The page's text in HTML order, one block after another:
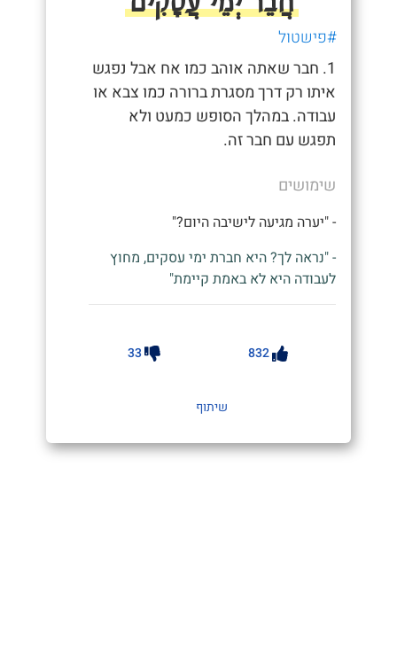
#פישטול
1. חבר שאתה אוהב כמו אח אבל נפגש
איתו רק דרך מסגרת ברורה כמו צבא או
עבודה. במהלך הסופש כמעט ולא
תפגש עם חבר זה.
שימושים
- "יערה מגיעה לישיבה היום?"
- "נראה לך? היא חברת ימי עסקים, מחוץ
לעבודה היא לא באמת קיימת"
832
33
שיתוף